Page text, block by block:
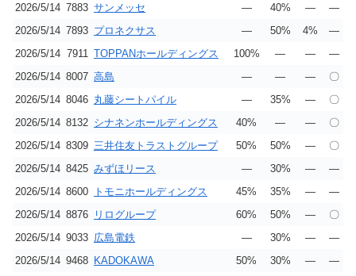
2026/5/14 7883 サンメッセ ― 40% ―
―
2026/5/14 7893 プロネクサス ― 50% 4%
―
2026/5/14 7911 TOPPANホールディングス 100% ― ―
―
2026/5/14 8007 高島 ― ― ―
〇
2026/5/14 8046 丸藤シートパイル ― 35% ―
〇
2026/5/14 8132 シナネンホールディングス 40% ― ―
〇
2026/5/14 8309 三井住友トラストグループ 50% 50% ―
〇
2026/5/14 8425 みずほリース ― 30% ―
―
2026/5/14 8600 トモニホールディングス 45% 35% ―
―
2026/5/14 8876 リログループ 60% 50% ―
〇
2026/5/14 9033 広島電鉄 ― 30% ―
―
2026/5/14 9468 KADOKAWA 50% 30% ―
―